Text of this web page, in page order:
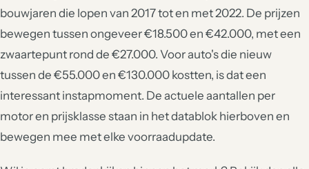
bouwjaren die lopen van 2017 tot en met 2022. De prijzen
bewegen tussen ongeveer €18.500 en €42.000, met een
zwaartepunt rond de €27.000. Voor auto's die nieuw
tussen de €55.000 en €130.000 kostten, is dat een
interessant instapmoment. De actuele aantallen per
motor en prijsklasse staan in het datablok hierboven en
bewegen mee met elke voorraadupdate.